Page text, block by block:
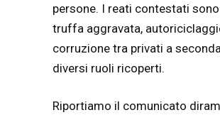
persone. I reati contestati
truffa aggravata,
corruzione tra privati a
diversi ruoli ricoperti.
Riportiamo il comunicato